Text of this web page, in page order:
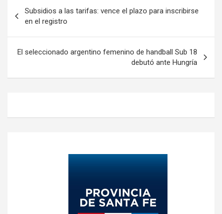
de
entradas
Subsidios a las tarifas: vence el plazo para inscribirse
en el registro
El seleccionado argentino femenino de handball Sub 18
debutó ante Hungría